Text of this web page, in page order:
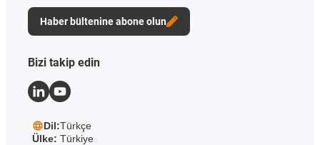
Haber bültenine abone olun
Bizi takip edin
Dil:Türkçe
Ülke: Türkiye